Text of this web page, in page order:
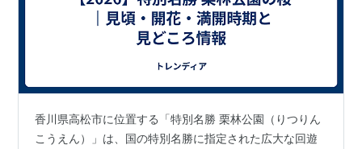
香川県高松市に位置する「特別名勝 栗林公園（りつりん
こうえん）」は、国の特別名勝に指定された広大な回遊